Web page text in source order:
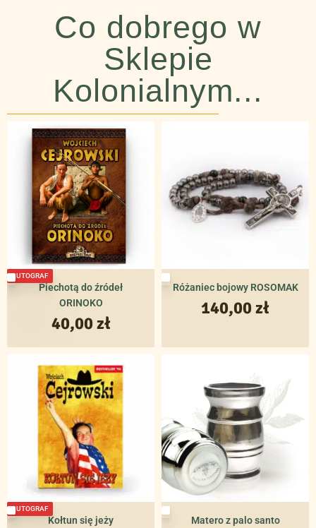
Co dobrego w
Sklepie
Kolonialnym...​
AUTOGRAF
Piechotą do źródeł
ORINOKO
40,00 zł
Różaniec bojowy ROSOMAK
140,00 zł
AUTOGRAF
Kołtun się jeży
Matero z palo santo